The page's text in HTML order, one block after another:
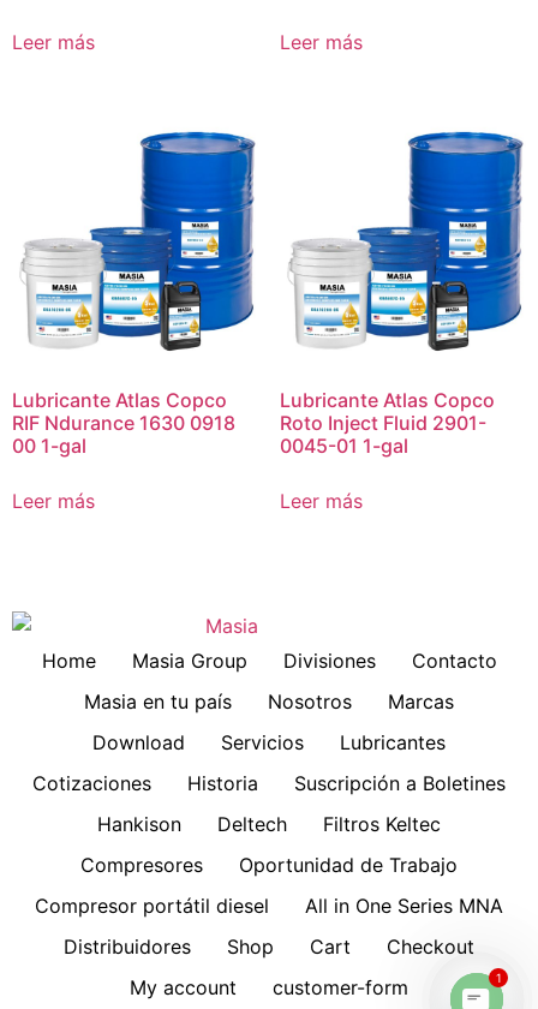
Leer más Leer más
Lubricante Atlas Copco
RIF Ndurance 1630 0918
00 1-gal
Leer más
Lubricante Atlas Copco
Roto Inject Fluid 2901-
0045-01 1-gal
Leer más
Home Masia Group Divisiones
Contacto
Masia en tu país
Nosotros
Marcas
Download
Servicios
Lubricantes
Cotizaciones
Historia
Suscripción a Boletines
Hankison
Deltech
Filtros Keltec
Compresores
Oportunidad de Trabajo
Compresor portátil diesel
All in One Series MNA
Distribuidores
Shop Cart
Checkout
My account
customer-form 1